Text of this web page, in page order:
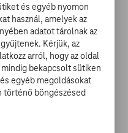
kisvárosi csajszi,
rendel alá:
kétségbeesetten
felé terelni, mellyel
kiscsaj viszont
otthon is a Lady Bird
A színi suli ugyanakkor
is hisz lányában,
és egyéb nyomon
használ, amelyek az
adatot tárolnak az
Kérjük, az
arról, hogy az oldal
bekapcsolt sütiken
egyéb megoldásokat
történő böngészésed